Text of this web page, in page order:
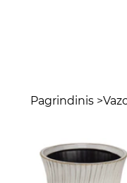
Pagrindinis >